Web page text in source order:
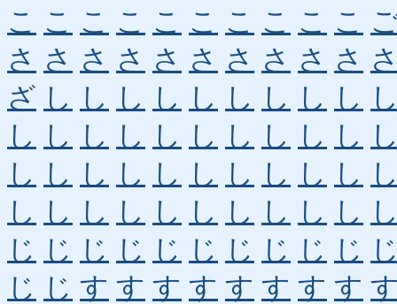
こ こ こ こ こ こ こ こ こ こ
さ さ さ さ さ さ さ さ さ さ
ざ し し し し し し し し し
し し し し し し し し し し
し し し し し し し し し し
し し し し し し し し し し
じ じ じ じ じ じ じ じ じ じ
じ じ す す す す す す す す